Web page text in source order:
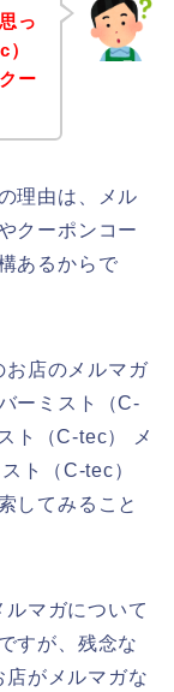
っ
ー
理由は、メル
クーポンコー
あるからで
お店のメルマガ
ーミスト（C-
ト（C-tec） メ
ト（C-tec）
してみること
マガについて
すが、残念な
がメルマガな